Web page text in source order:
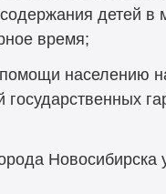
детей в
время;
населению
Новосибирска